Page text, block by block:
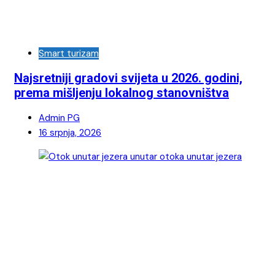
Smart turizam
Najsretniji gradovi svijeta u 2026. godini,
prema mišljenju lokalnog stanovništva
Admin PG
16 srpnja, 2026